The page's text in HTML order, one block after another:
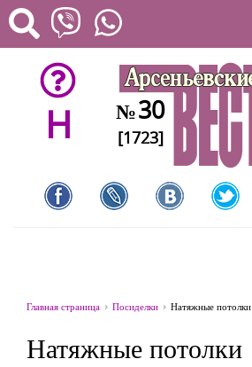
H №30
[1723]
Главная страница Посиделки Натяжные потолки
Натяжные потолки